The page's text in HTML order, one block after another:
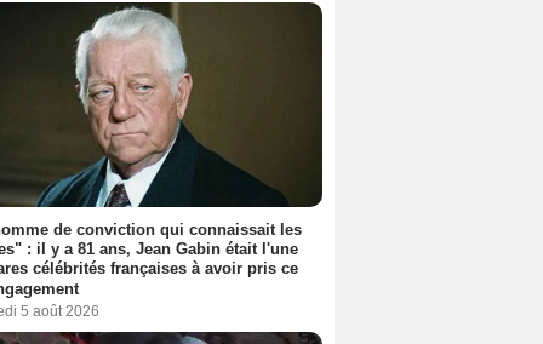
de conviction qui connaissait les
: il y a 81 ans, Jean Gabin était l'une
célébrités françaises à avoir pris ce
5 août 2026